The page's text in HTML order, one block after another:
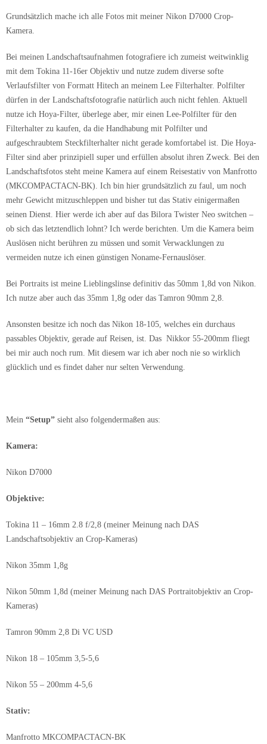
Grundsätzlich mache ich alle Fotos mit meiner Nikon D7000 Crop-
Kamera.
Bei meinen Landschaftsaufnahmen fotografiere ich zumeist weitwinklig
mit dem Tokina 11-16er Objektiv und nutze zudem diverse softe
Verlaufsfilter von Formatt Hitech an meinem Lee Filterhalter. Polfilter
dürfen in der Landschaftsfotografie natürlich auch nicht fehlen. Aktuell
nutze ich Hoya-Filter, überlege aber, mir einen Lee-Polfilter für den
Filterhalter zu kaufen, da die Handhabung mit Polfilter und
aufgeschraubtem Steckfilterhalter nicht gerade komfortabel ist. Die Hoya-
Filter sind aber prinzipiell super und erfüllen absolut ihren Zweck. Bei den
Landschaftsfotos steht meine Kamera auf einem Reisestativ von Manfrotto
(MKCOMPACTACN-BK). Ich bin hier grundsätzlich zu faul, um noch
mehr Gewicht mitzuschleppen und bisher tut das Stativ einigermaßen
seinen Dienst. Hier werde ich aber auf das Bilora Twister Neo switchen –
ob sich das letztendlich lohnt? Ich werde berichten. Um die Kamera beim
Auslösen nicht berühren zu müssen und somit Verwacklungen zu
vermeiden nutze ich einen günstigen Noname-Fernauslöser.
Bei Portraits ist meine Lieblingslinse definitiv das 50mm 1,8d von Nikon.
Ich nutze aber auch das 35mm 1,8g oder das Tamron 90mm 2,8.
Ansonsten besitze ich noch das Nikon 18-105, welches ein durchaus
passables Objektiv, gerade auf Reisen, ist. Das Nikkor 55-200mm fliegt
bei mir auch noch rum. Mit diesem war ich aber noch nie so wirklich
glücklich und es findet daher nur selten Verwendung.
Mein “Setup” sieht also folgendermaßen aus:
Kamera:
Nikon D7000
Objektive:
Tokina 11 – 16mm 2.8 f/2,8 (meiner Meinung nach DAS
Landschaftsobjektiv an Crop-Kameras)
Nikon 35mm 1,8g
Nikon 50mm 1,8d (meiner Meinung nach DAS Portraitobjektiv an Crop-
Kameras)
Tamron 90mm 2,8 Di VC USD
Nikon 18 – 105mm 3,5-5,6
Nikon 55 – 200mm 4-5,6
Stativ:
Manfrotto MKCOMPACTACN-BK